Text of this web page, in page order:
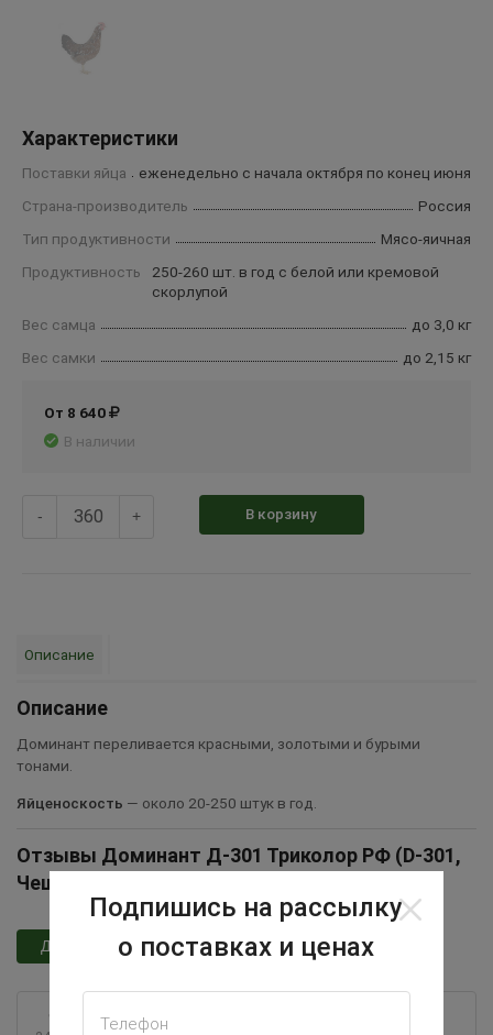
От 8 640
В наличии
Характеристики
Поставки яйца
еженедельно с начала октября по конец июня
Страна-производитель
Россия
Тип продуктивности
Мясо-яичная
Продуктивность
250-260 шт. в год с белой или кремовой
скорлупой
Вес самца
до 3,0 кг
Вес самки
до 2,15 кг
- + В корзину
Описание
Описание
Доминант переливается красными, золотыми и бурыми
тонами.
Яйценоскость — около 20-250 штук в год.
Отзывы Доминант Д-301 Триколор РФ (D-301,
Чешский маточник)
Добавить отзыв
Подпишись на рассылку
о поставках и ценах
Телефон